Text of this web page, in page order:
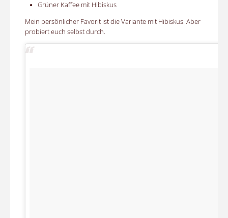
Grüner Kaffee mit Hibiskus
Mein persönlicher Favorit ist die Variante mit Hibiskus. Aber
probiert euch selbst durch.